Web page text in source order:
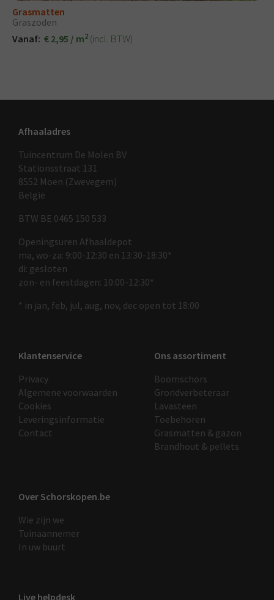
Grasmatten
Graszoden
Vanaf: € 2,95 / m2 (incl. BTW)
Afhaaladres
Tuincentrum De Molen BV
Stationsstraat 131
8552 Moen (Zwevegem)
België
BTW BE 0465 150 533
Openingsuren Afhaaldepot
ma, wo-za: 9:00-12:30 en 13:30-18:30*
di: gesloten
zon- en feestdagen: 10:00-12:30*
* in jan, feb, jul, aug, nov, dec open tot 18:00
Klantenservice
Privacy
Algemene voorwaarden
Cookies
Leveringsinformatie
Contact
Ons assortiment
Boomschors
Grondverbeteraar
Lavasteen
Toebehoren
Grasmatten & gazon
Brandhout & pellets
Over Schorskopen.be
Wie zijn we
Tuinaannemer
In uw buurt
Live helpdesk